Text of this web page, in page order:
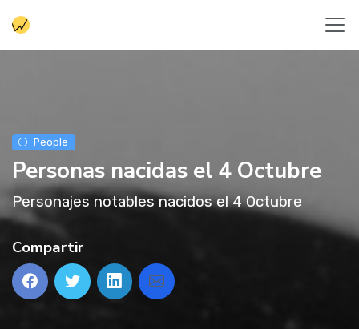
People
Personas nacidas el 4 Octubre
Personajes notables nacidos el 4 Octubre
Compartir